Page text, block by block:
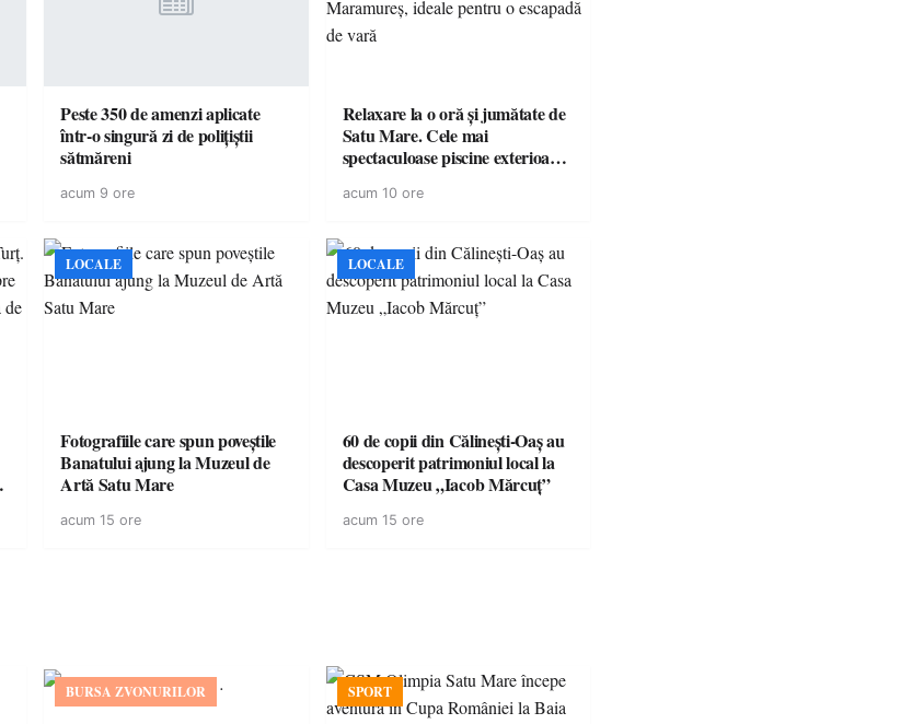
Peste 350 de amenzi aplicate
într-o singură zi de polițiștii
sătmăreni
acum 9 ore
Relaxare la o oră și jumătate de
Satu Mare. Cele mai
spectaculoase piscine exterioare
pentru o escapadă de vară
acum 10 ore
LOCALE
Fotografiile care spun poveștile
Banatului ajung la Muzeul de
Artă Satu Mare
acum 15 ore
LOCALE
60 de copii din Călinești-Oaș au
descoperit patrimoniul local la
Casa Muzeu „Iacob Mărcuț”
acum 15 ore
BURSA ZVONURILOR SPORT